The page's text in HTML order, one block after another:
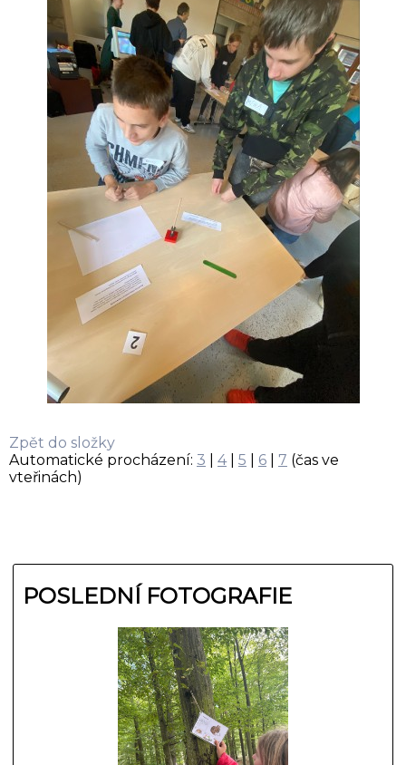
Zpět do složky
Automatické procházení: 3 4| 5 6 7 (čas ve
vteřinách)
POSLEDNÍ FOTOGRAFIE